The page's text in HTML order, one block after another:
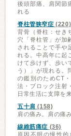
後頭部痛、肩関節
れる
脊柱管狭窄症 (220)
背骨（脊柱：せき
穴「脊柱管」が加
されることで手や
れる。中高年に起
けて歩けず、歩い
う）」が現れる。
の鑑別のためCT
法・ブロック注射
日常生活に支障を
五十肩 (158)
肩の痛み。肩の痛
線維筋痛症 (36)
原因不明の慢性